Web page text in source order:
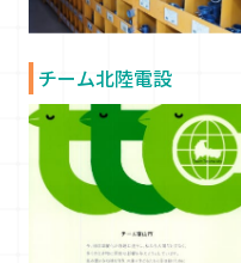
チーム北陸電設